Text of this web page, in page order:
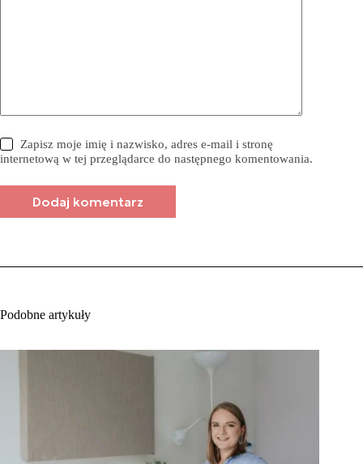
Zapisz moje imię i nazwisko, adres e-mail i stronę
internetową w tej przeglądarce do następnego komentowania.
Dodaj komentarz
Podobne artykuły